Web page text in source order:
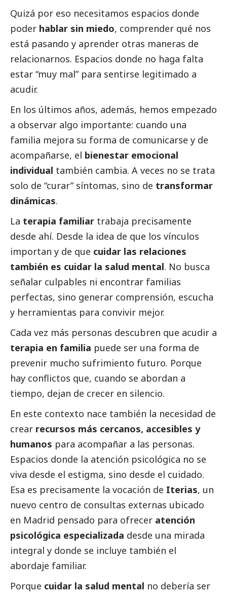
Quizá por eso necesitamos espacios donde
poder hablar sin miedo, comprender qué nos
está pasando y aprender otras maneras de
relacionarnos. Espacios donde no haga falta
estar “muy mal” para sentirse legitimado a
acudir.
En los últimos años, además, hemos empezado
a observar algo importante: cuando una
familia mejora su forma de comunicarse y de
acompañarse, el bienestar emocional
individual también cambia. A veces no se trata
solo de “curar” síntomas, sino de transformar
dinámicas.
La terapia familiar trabaja precisamente
desde ahí. Desde la idea de que los vínculos
importan y de que cuidar las relaciones
también es cuidar la salud mental. No busca
señalar culpables ni encontrar familias
perfectas, sino generar comprensión, escucha
y herramientas para convivir mejor.
Cada vez más personas descubren que acudir a
terapia en familia puede ser una forma de
prevenir mucho sufrimiento futuro. Porque
hay conflictos que, cuando se abordan a
tiempo, dejan de crecer en silencio.
En este contexto nace también la necesidad de
crear recursos más cercanos, accesibles y
humanos para acompañar a las personas.
Espacios donde la atención psicológica no se
viva desde el estigma, sino desde el cuidado.
Esa es precisamente la vocación de Iterias, un
nuevo centro de consultas externas ubicado
en Madrid pensado para ofrecer atención
psicológica especializada desde una mirada
integral y donde se incluye también el
abordaje familiar.
Porque cuidar la salud mental no debería ser